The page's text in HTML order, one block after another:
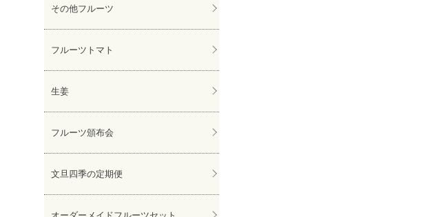
その他フルーツ
フルーツトマト
生姜
フルーツ頒布会
文旦四季の定期便